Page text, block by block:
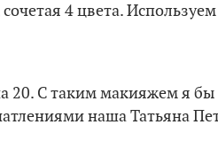
4 цвета.
20. С таким макияжем я
наша Татьяна